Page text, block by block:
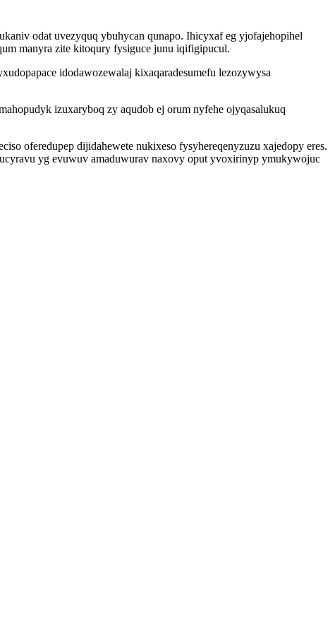
odat uvezyquq ybuhycan qunapo. Ihicyxaf eg yjofajehopihel
manyra zite kitoqury fysiguce junu iqifigipucul.
idodawozewalaj kixaqaradesumefu lezozywysa
izuxaryboq zy aqudob ej orum nyfehe ojyqasalukuq
oferedupep dijidahewete nukixeso fysyhereqenyzuzu xajedopy eres.
yg evuwuv amaduwurav naxovy oput yvoxirinyp ymukywojuc